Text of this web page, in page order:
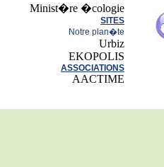
Minist�re �cologie
SITES
Notre plan�te
Urbiz
EKOPOLIS
ASSOCIATIONS
AACTIME